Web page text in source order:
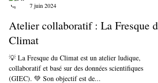
Pauline Soria
7 juin 2024
Atelier collaboratif : La Fresque du
Climat